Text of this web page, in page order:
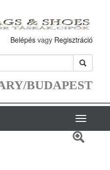
Belépés vagy Regisztráció
BUDAPEST
Toggle